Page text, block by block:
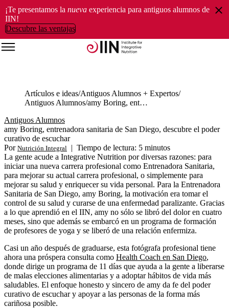
¡Te presentamos la nueva experiencia para antiguos alumnos de
IIN!
Descubre las ventajas
Artículos e ideas Antiguos Alumnos + Expertos
Antiguos Alumnos
amy Boring, entrenadora sanitaria de San Diego, descubre el poder curativo de escuchar
Antiguos Alumnos
amy Boring, entrenadora sanitaria de San Diego, descubre el poder
curativo de escuchar
Por Nutrición Integral | Tiempo de lectura: 5 minutos
La gente acude a Integrative Nutrition por diversas razones: para
iniciar una nueva carrera profesional como Entrenadora Sanitaria,
para mejorar su actual carrera profesional, o simplemente para
mejorar su salud y enriquecer su vida personal. Para la Entrenadora
Sanitaria de San Diego, amy Boring, la motivación era tomar el
control de su salud y curarse de una enfermedad paralizante. Gracias
a lo que aprendió en el IIN, amy no sólo se libró del dolor en cuatro
meses, sino que además se embarcó en un programa de formación
de profesores de yoga y se liberó de una relación enfermiza.
Casi un año después de graduarse, esta fotógrafa profesional tiene
ahora una próspera consulta como Health Coach en San Diego,
donde dirige un programa de 11 días que ayuda a la gente a liberarse
de malas elecciones alimentarias y a adoptar hábitos de vida más
saludables. El enfoque honesto y sincero de amy da fe del poder
curativo de escuchar y apoyar a las personas de la forma más
cariñosa posible.